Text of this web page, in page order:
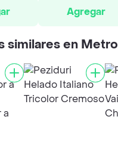
Agregar
similares en Metro